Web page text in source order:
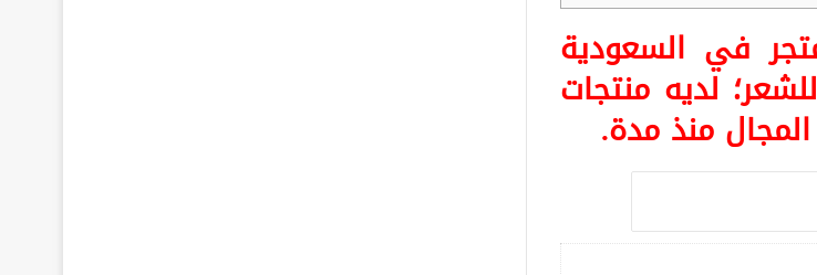
في السعودية
لديه منتجات
المجال منذ مدة.